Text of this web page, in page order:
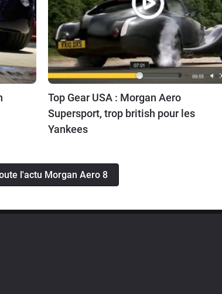
Top Gear USA : Morgan Aero
Supersport, trop british pour les
Yankees
l'actu Morgan Aero 8